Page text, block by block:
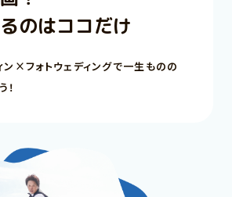
のはココだけ
ン×フォトウェディングで一生ものの
！